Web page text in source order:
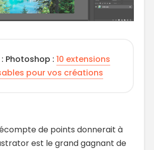
Photoshop : 10 extensions
pour vos créations
de points donnerait à
est le grand gagnant de